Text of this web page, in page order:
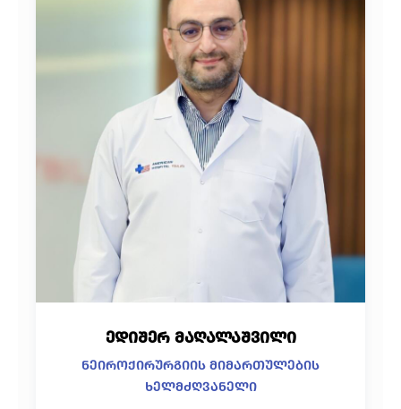
ედიშერ მაღალაშვილი
ნეიროქირურგიის მიმართულების
ხელმძღვანელი